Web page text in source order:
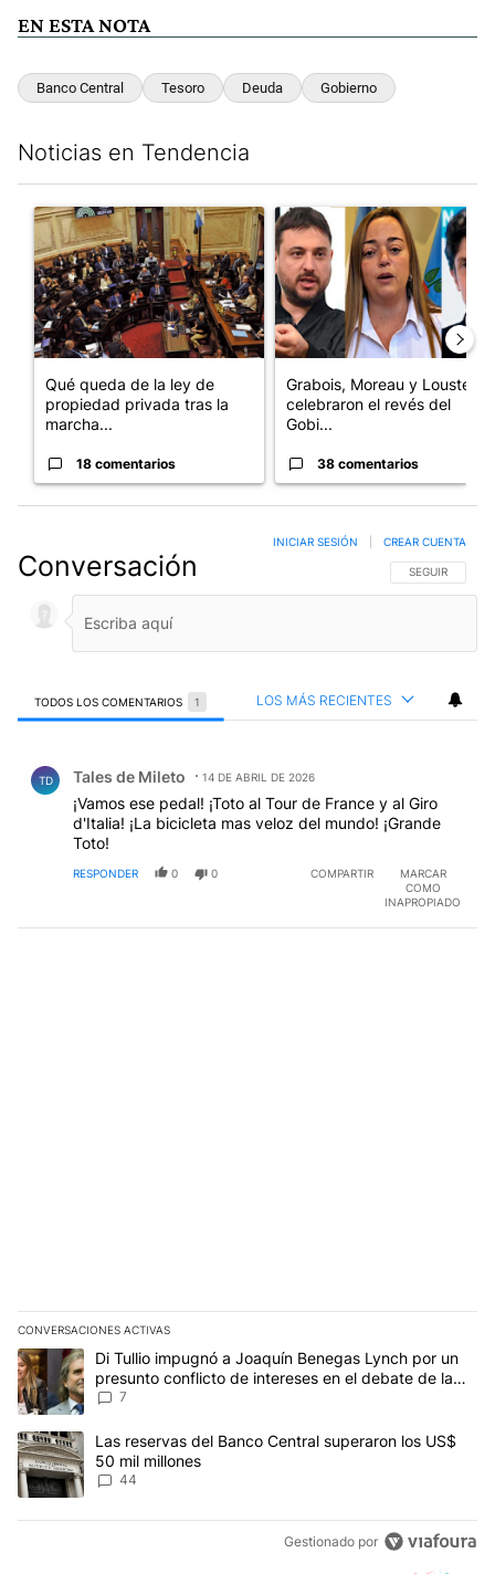
EN ESTA NOTA
Banco Central Tesoro Deuda Gobierno
Noticias en Tendencia
Un artículo de tendencia con el título "Qué queda de la ley de
Qué queda de la ley de
propiedad privada tras la
marcha...
18 comentarios
Un artículo de tendencia con
Grabois, Moreau y Lousteau
celebraron el revés del
Gobi...
38 comentarios
Conversación SIGA ESTA
SEGUIR
INICIAR SESIÓN CREAR CUENTA
TODOS LOS COMENTARIOS 1 LOS MÁS RECIENTES
TD Tales de Mileto 14 DE ABRIL DE 2026
¡Vamos ese pedal! ¡Toto al Tour de France y al Giro
d'Italia! ¡La bicicleta mas veloz del mundo! ¡Grande
Toto!
RESPONDER 0 0 COMPARTIR
MARCAR
COMO
INAPROPIADO
CONVERSACIONES ACTIVAS
Este listado muestra los artículos con más comentarios en los
Un artículo de tendencia con el título "Di Tullio impugnó a
Di Tullio impugnó a Joaquín Benegas Lynch por un
presunto conflicto de intereses en el debate de la
Ley de Tierras
7
Un artículo de tendencia con el título "Las reservas del Banco
Las reservas del Banco Central superaron los US$
50 mil millones
44
Gestionado por